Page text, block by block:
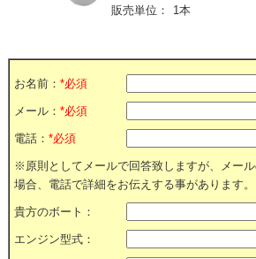
販売単位：
1本
お名前： *必須
メール： *必須
電話： *必須
※原則としてメールで回答致しますが、メー
場合、電話で詳細をお伝えする事があります。
貴方のボート：
エンジン型式：